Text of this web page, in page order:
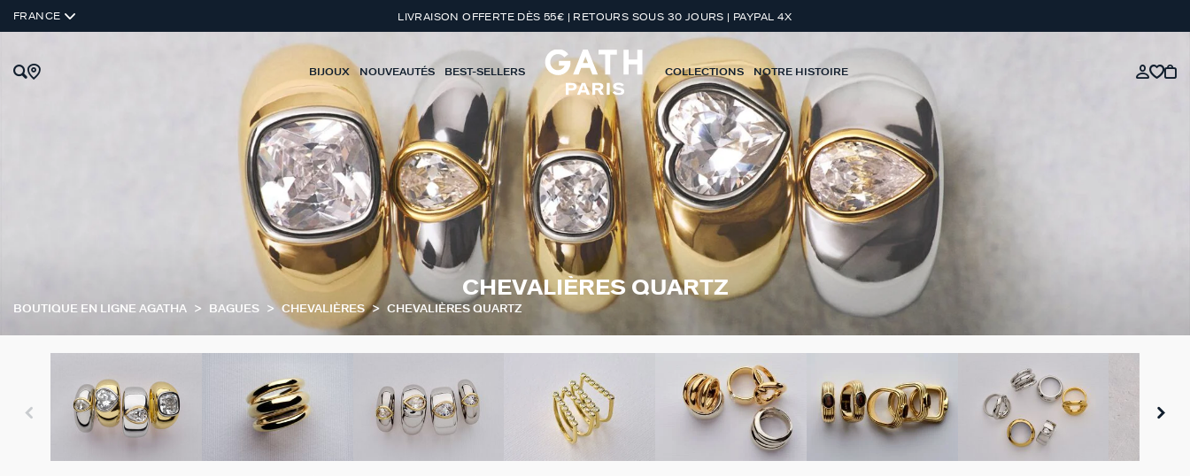
FRANCE LIVRAISON OFFERTE DÈS 55€ | RETOURS SOUS 30 JOURS | PAYPAL 4X
BIJOUX NOUVEAUTÉS BEST-SELLERS COLLECTIONS NOTRE HISTOIRE
CHEVALIÈRES QUARTZ
BOUTIQUE EN LIGNE AGATHA BAGUES CHEVALIÈRES CHEVALIÈRES QUARTZ